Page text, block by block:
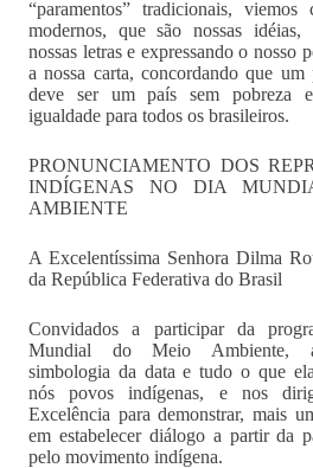
“paramentos” tradicionais, viemos
modernos, que são nossas idéias,
nossas letras e expressando o nosso
a nossa carta, concordando que
deve ser um país sem pobreza
igualdade para todos os brasileiros.
PRONUNCIAMENTO DOS
INDÍGENAS NO DIA
AMBIENTE
A Excelentíssima Senhora Dilma
da República Federativa do Brasil
Convidados a participar da
Mundial do Meio Ambiente,
simbologia da data e tudo o que
nós povos indígenas, e nos
Excelência para demonstrar, mais
em estabelecer diálogo a partir da
pelo movimento indígena.